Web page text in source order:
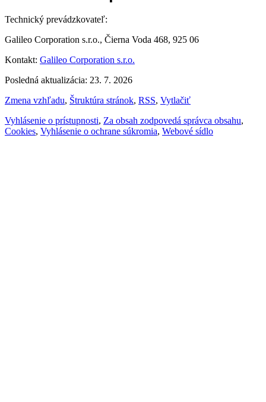
Technický prevádzkovateľ:
Galileo Corporation s.r.o., Čierna Voda 468, 925 06
Kontakt: Galileo Corporation s.r.o.
Posledná aktualizácia: 23. 7. 2026
Zmena vzhľadu, Štruktúra stránok, RSS, Vytlačiť
Vyhlásenie o prístupnosti, Za obsah zodpovedá správca obsahu,
Cookies, Vyhlásenie o ochrane súkromia, Webové sídlo